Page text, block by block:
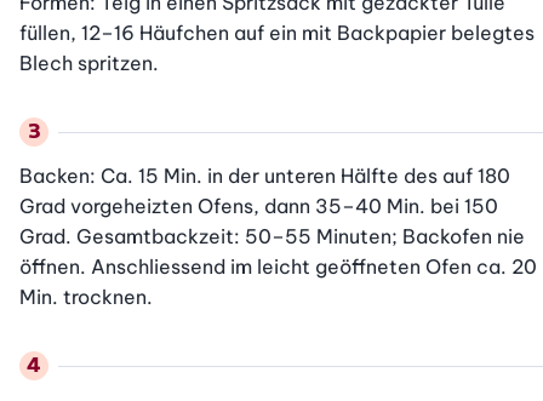
füllen, 12–16 Häufchen auf ein mit Backpapier belegtes
Blech spritzen.
Backen: Ca. 15 Min. in der unteren Hälfte des auf 180
Grad vorgeheizten Ofens, dann 35–40 Min. bei 150
Grad. Gesamtbackzeit: 50–55 Minuten; Backofen nie
öffnen. Anschliessend im leicht geöffneten Ofen ca. 20
Min. trocknen.